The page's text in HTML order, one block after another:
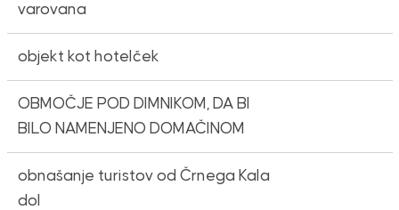
varovana
objekt kot hotelček
OBMOČJE POD DIMNIKOM, DA BI
BILO NAMENJENO DOMAČINOM
obnašanje turistov od Črnega Kala
dol